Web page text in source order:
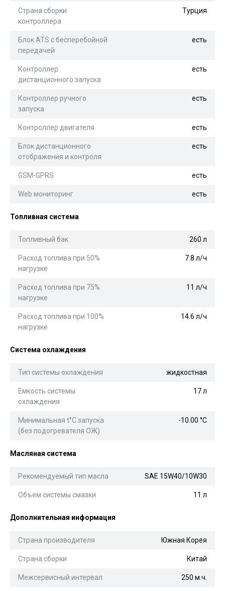
Страна сборки
контроллера
Турция
Блок ATS с бесперебойной
передачей
есть
Контроллер
дистанционного запуска
есть
Контроллер ручного
запуска
есть
Контроллер двигателя есть
Блок дистанционного
отображения и контроля
есть
GSM-GPRS есть
Web мониторинг есть
Топливная система
Топливный бак 260 л
Расход топлива при 50%
нагрузке
7.8 л/ч
Расход топлива при 75%
нагрузке
11 л/ч
Расход топлива при 100%
нагрузке
14.6 л/ч
Система охлаждения
Тип системы охлаждения жидкостная
Емкость системы
охлаждения
17 л
Минимальная t°С запуска
(без подогревателя ОЖ)
-10.00 °С
Масляная система
Рекомендуемый тип масла SAE 15W40/10W30
Объем системы смазки 11 л
Дополнительная информация
Страна производителя Южная Корея
Страна сборки Китай
Межсервисный интервал 250 м.ч.